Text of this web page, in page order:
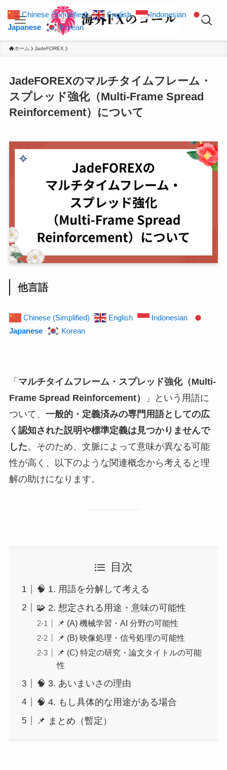
ホーム JadeFOREX
JadeFOREXのマルチタイムフレーム・
スプレッド強化（Multi-Frame Spread
Reinforcement）について
他言語
Chinese (Simplified) English
Indonesian
Japanese
Korean
「 マルチタイムフレーム・スプレッド強化（Multi-
Frame Spread Reinforcement）
」という用語に
ついて、 一般的・定義済みの専門用語としての広
く認知された説明や標準定義は見つかりませんで
した。そのため、文脈によって意味が異なる可能
性が高く、以下のような関連概念から考えると理
解の助けになります。
目次
🧠 1. 用語を分解して考える
🧩 2. 想定される用途・意味の可能性
📌 (A) 機械学習・AI 分野の可能性
📌 (B) 映像処理・信号処理の可能性
📌 (C) 特定の研究・論文タイトルの可能
性
🧠 3. あいまいさの理由
🧠 4. もし具体的な用途がある場合
📌 まとめ（暫定）
Chinese (Simplified) English
Indonesian
Japanese
Korean